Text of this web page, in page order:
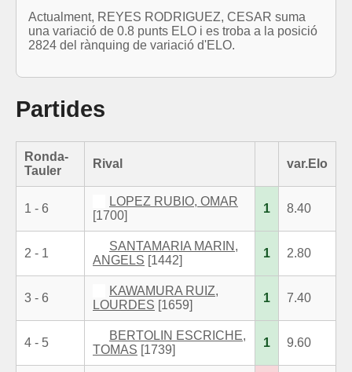
Actualment, REYES RODRIGUEZ, CESAR suma
una variació de 0.8 punts ELO i es troba a la posició
2824 del rànquing de variació d'ELO.
Partides
Ronda-
Tauler
Rival var.Elo
1 - 6
LOPEZ RUBIO, OMAR
[1700]
1 8.40
2 - 1
SANTAMARIA MARIN,
ANGELS [1442]
1 2.80
3 - 6
KAWAMURA RUIZ,
LOURDES [1659]
1 7.40
4 - 5
BERTOLIN ESCRICHE,
TOMAS [1739]
1 9.60